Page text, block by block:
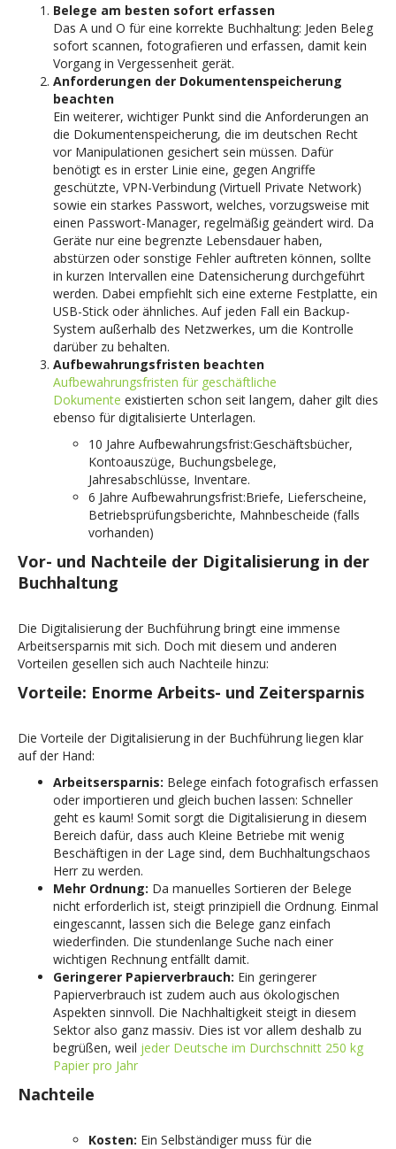
Belege am besten sofort erfassen
Das A und O für eine korrekte Buchhaltung: Jeden Beleg
sofort scannen, fotografieren und erfassen, damit kein
Vorgang in Vergessenheit gerät.
Anforderungen der Dokumentenspeicherung
beachten
Ein weiterer, wichtiger Punkt sind die Anforderungen an
die Dokumentenspeicherung, die im deutschen Recht
vor Manipulationen gesichert sein müssen. Dafür
benötigt es in erster Linie eine, gegen Angriffe
geschützte, VPN-Verbindung (Virtuell Private Network)
sowie ein starkes Passwort, welches, vorzugsweise mit
einen Passwort-Manager, regelmäßig geändert wird. Da
Geräte nur eine begrenzte Lebensdauer haben,
abstürzen oder sonstige Fehler auftreten können, sollte
in kurzen Intervallen eine Datensicherung durchgeführt
werden. Dabei empfiehlt sich eine externe Festplatte, ein
USB-Stick oder ähnliches. Auf jeden Fall ein Backup-
System außerhalb des Netzwerkes, um die Kontrolle
darüber zu behalten.
Aufbewahrungsfristen beachten
Aufbewahrungsfristen für geschäftliche
Dokumente existierten schon seit langem, daher gilt dies
ebenso für digitalisierte Unterlagen.
10 Jahre Aufbewahrungsfrist:Geschäftsbücher,
Kontoauszüge, Buchungsbelege,
Jahresabschlüsse, Inventare.
6 Jahre Aufbewahrungsfrist:Briefe, Lieferscheine,
Betriebsprüfungsberichte, Mahnbescheide (falls
vorhanden)
Vor- und Nachteile der Digitalisierung in der
Buchhaltung
Die Digitalisierung der Buchführung bringt eine immense
Arbeitsersparnis mit sich. Doch mit diesem und anderen
Vorteilen gesellen sich auch Nachteile hinzu:
Vorteile: Enorme Arbeits- und Zeitersparnis
Die Vorteile der Digitalisierung in der Buchführung liegen klar
auf der Hand:
Arbeitsersparnis: Belege einfach fotografisch erfassen
oder importieren und gleich buchen lassen: Schneller
geht es kaum! Somit sorgt die Digitalisierung in diesem
Bereich dafür, dass auch Kleine Betriebe mit wenig
Beschäftigen in der Lage sind, dem Buchhaltungschaos
Herr zu werden.
Mehr Ordnung: Da manuelles Sortieren der Belege
nicht erforderlich ist, steigt prinzipiell die Ordnung. Einmal
eingescannt, lassen sich die Belege ganz einfach
wiederfinden. Die stundenlange Suche nach einer
wichtigen Rechnung entfällt damit.
Geringerer Papierverbrauch: Ein geringerer
Papierverbrauch ist zudem auch aus ökologischen
Aspekten sinnvoll. Die Nachhaltigkeit steigt in diesem
Sektor also ganz massiv. Dies ist vor allem deshalb zu
begrüßen, weil jeder Deutsche im Durchschnitt 250 kg
Papier pro Jahr
Nachteile
Kosten: Ein Selbständiger muss für die